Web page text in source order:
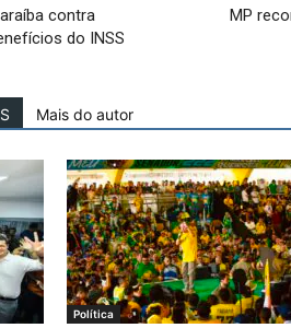
contra
do INSS
MP
Mais do autor
Política